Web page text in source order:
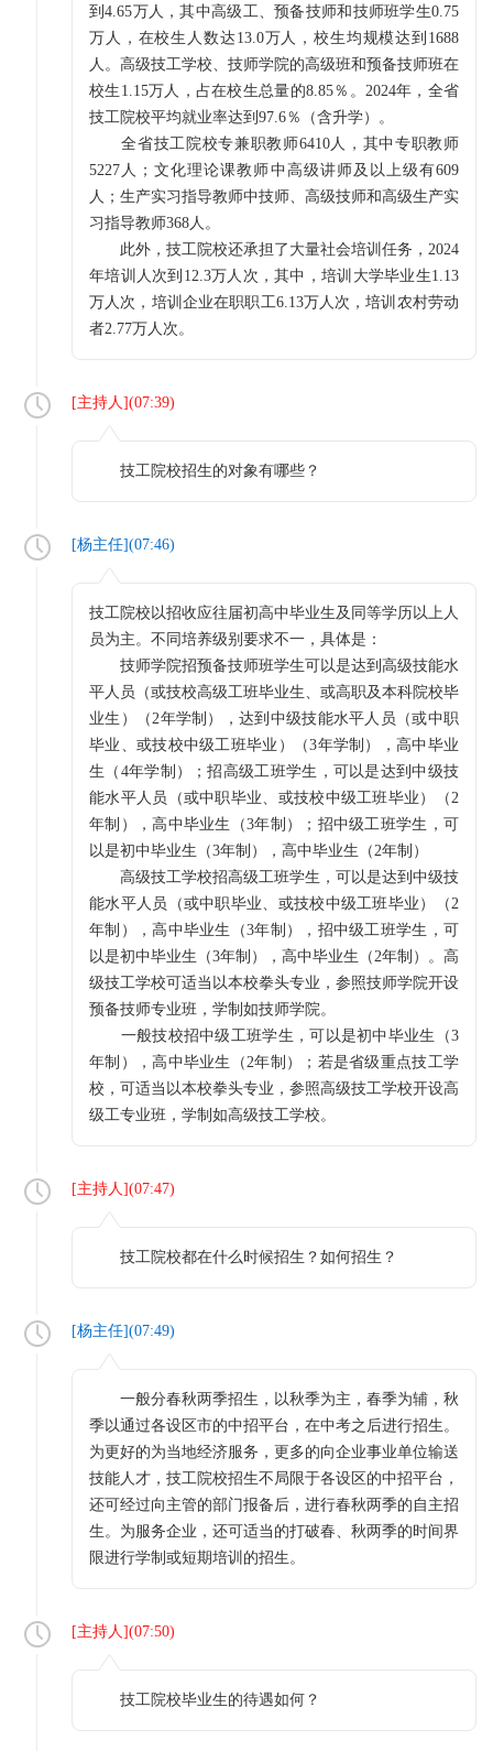
到4.65万人，其中高级工、预备技师和技师班学生0.75
万人，在校生人数达13.0万人，校生均规模达到1688
人。高级技工学校、技师学院的高级班和预备技师班在
校生1.15万人，占在校生总量的8.85％。2024年，全省
技工院校平均就业率达到97.6％（含升学）。
全省技工院校专兼职教师6410人，其中专职教师
5227人；文化理论课教师中高级讲师及以上级有609
人；生产实习指导教师中技师、高级技师和高级生产实
习指导教师368人。
此外，技工院校还承担了大量社会培训任务，2024
年培训人次到12.3万人次，其中，培训大学毕业生1.13
万人次，培训企业在职职工6.13万人次，培训农村劳动
者2.77万人次。
[主持人](07:39)
技工院校招生的对象有哪些？
[杨主任](07:46)
技工院校以招收应往届初高中毕业生及同等学历以上人
员为主。不同培养级别要求不一，具体是：
技师学院招预备技师班学生可以是达到高级技能水
平人员（或技校高级工班毕业生、或高职及本科院校毕
业生）（2年学制），达到中级技能水平人员（或中职
毕业、或技校中级工班毕业）（3年学制），高中毕业
生（4年学制）；招高级工班学生，可以是达到中级技
能水平人员（或中职毕业、或技校中级工班毕业）（2
年制），高中毕业生（3年制）；招中级工班学生，可
以是初中毕业生（3年制），高中毕业生（2年制）
高级技工学校招高级工班学生，可以是达到中级技
能水平人员（或中职毕业、或技校中级工班毕业）（2
年制），高中毕业生（3年制），招中级工班学生，可
以是初中毕业生（3年制），高中毕业生（2年制）。高
级技工学校可适当以本校拳头专业，参照技师学院开设
预备技师专业班，学制如技师学院。
一般技校招中级工班学生，可以是初中毕业生（3
年制），高中毕业生（2年制）；若是省级重点技工学
校，可适当以本校拳头专业，参照高级技工学校开设高
级工专业班，学制如高级技工学校。
[主持人](07:47)
技工院校都在什么时候招生？如何招生？
[杨主任](07:49)
一般分春秋两季招生，以秋季为主，春季为辅，秋
季以通过各设区市的中招平台，在中考之后进行招生。
为更好的为当地经济服务，更多的向企业事业单位输送
技能人才，技工院校招生不局限于各设区的中招平台，
还可经过向主管的部门报备后，进行春秋两季的自主招
生。为服务企业，还可适当的打破春、秋两季的时间界
限进行学制或短期培训的招生。
[主持人](07:50)
技工院校毕业生的待遇如何？